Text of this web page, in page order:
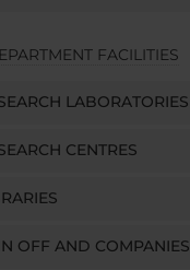
FACILITIES
LABORATORIES
CENTRES
OFF AND COMPANIES